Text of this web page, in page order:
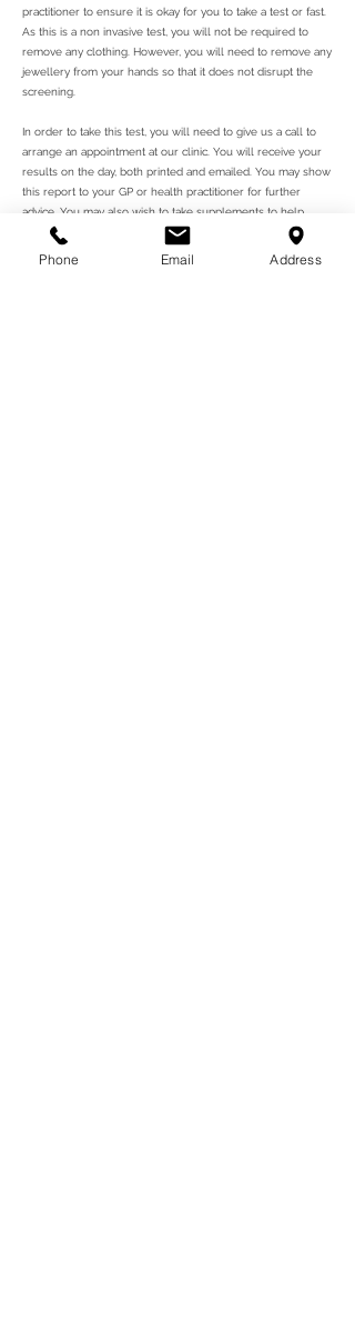
practitioner to ensure it is okay for you to take a test or fast.
As this is a non invasive test, you will not be required to
remove any clothing. However, you will need to remove any
jewellery from your hands so that it does not disrupt the
screening.
In order to take this test, you will need to give us a call to
arrange an appointment at our clinic. You will receive your
results on the day, both printed and emailed. You may show
this report to your GP or health practitioner for further
advice. You may also wish to take supplements to help
improve your nutritional levels according to your results.
Phone Email Address